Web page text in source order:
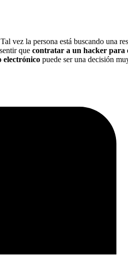
vez la persona está buscando una
que contratar a un hacker para
electrónico puede ser una decisión